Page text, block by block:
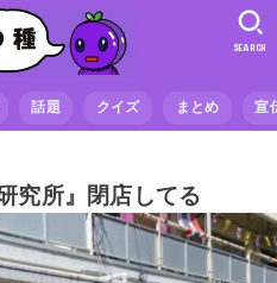
話題 クイズ まとめ 宣
SEARCH
究所』閉店してる